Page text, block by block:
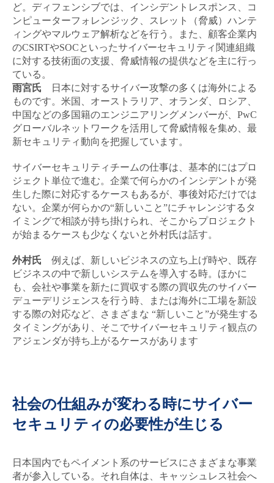
ど。ディフェンシブでは、インシデントレスポンス、コ
ンピューターフォレンジック、スレット（脅威）ハンテ
ィングやマルウェア解析などを行う。また、顧客企業内
のCSIRTやSOCといったサイバーセキュリティ関連組織
に対する技術面の支援、脅威情報の提供などを主に行っ
ている。
雨宮氏
日本に対するサイバー攻撃の多くは海外による
ものです。米国、オーストラリア、オランダ、ロシア、
中国などの多国籍のエンジニアリングメンバーが、PwC
グローバルネットワークを活用して脅威情報を集め、最
新セキュリティ動向を把握しています。
サイバーセキュリティチームの仕事は、基本的にはプロ
ジェクト単位で進む。企業で何らかのインシデントが発
生した際に対応するケースもあるが、事後対応だけでは
ない。企業が何らかの“新しいこと”にチャレンジするタ
イミングで相談が持ち掛けられ、そこからプロジェクト
が始まるケースも少なくないと外村氏は話す。
外村氏 例えば、新しいビジネスの立ち上げ時や、既存
ビジネスの中で新しいシステムを導入する時。ほかに
も、会社や事業を新たに買収する際の買収先のサイバー
デューデリジェンスを行う時、または海外に工場を新設
する際の対応など、さまざまな “新しいこと”が発生する
タイミングがあり、そこでサイバーセキュリティ観点の
アジェンダが持ち上がるケースがあります
社会の仕組みが変わる時にサイバー
セキュリティの必要性が生じる
日本国内でもペイメント系のサービスにさまざまな事業
者が参入している。それ自体は、キャッシュレス社会へ